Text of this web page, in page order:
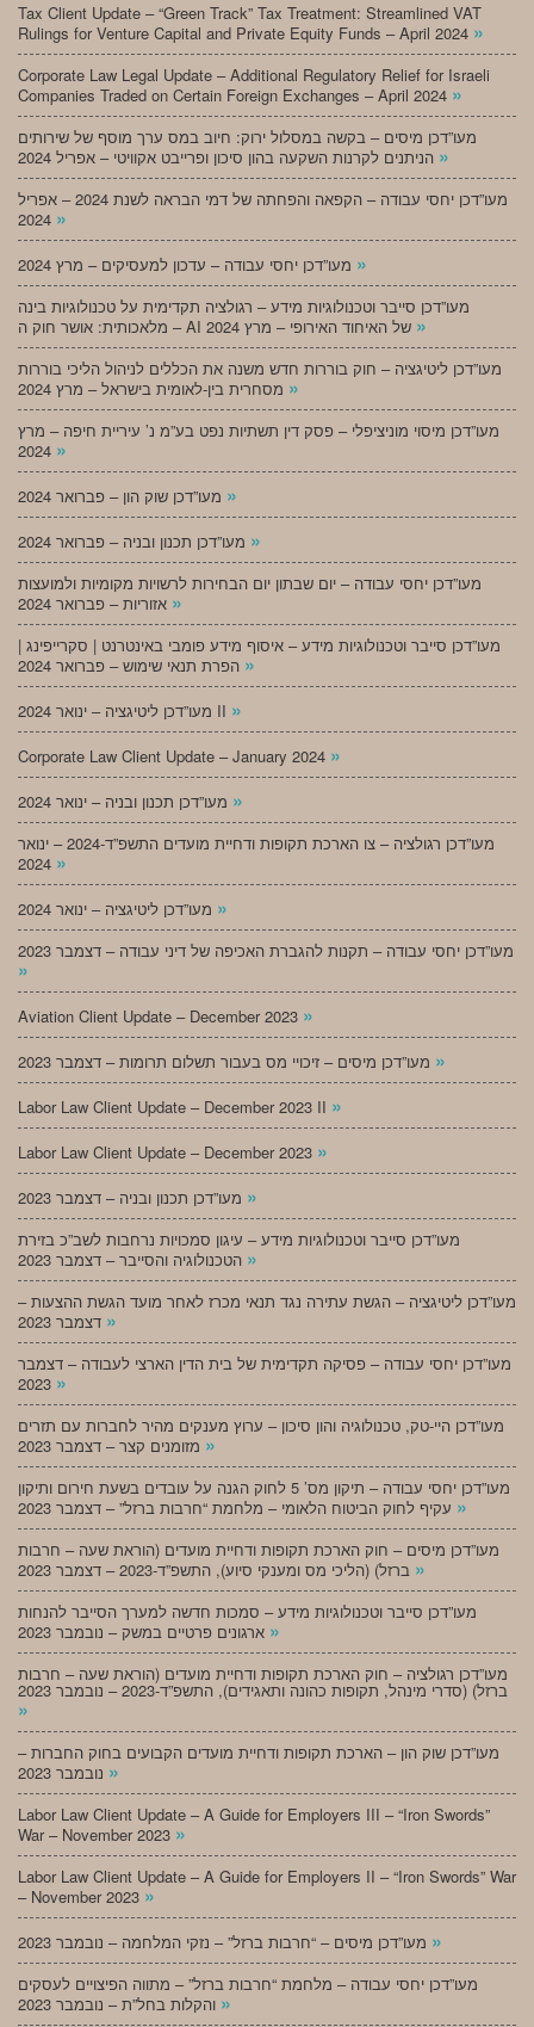
Tax Client Update – “Green Track” Tax Treatment: Streamlined VAT
Rulings for Venture Capital and Private Equity Funds – April 2024 »
Corporate Law Legal Update – Additional Regulatory Relief for Israeli
Companies Traded on Certain Foreign Exchanges – April 2024 »
מעו”דכן מיסים – בקשה במסלול ירוק: חיוב במס ערך מוסף של שירותים
»
מעו”דכן יחסי עבודה – הקפאה והפחתה של דמי הבראה לשנת 2024 – אפריל
»
»
מעו”דכן סייבר וטכנולוגיות מידע – רגולציה תקדימית על טכנולוגיות בינה
»
מעו”דכן ליטיגציה – חוק בוררות חדש משנה את הכללים לניהול הליכי בוררות
»
מעו”דכן מיסוי מוניציפלי – פסק דין תשתיות נפט בע”מ נ’ עיריית חיפה – מרץ
»
»
»
מעו”דכן יחסי עבודה – יום שבתון יום הבחירות לרשויות מקומיות ולמועצות
»
מעו”דכן סייבר וטכנולוגיות מידע – איסוף מידע פומבי באינטרנט | סקרייפינג |
»
מעו”דכן ליטיגציה – ינואר 2024 II »
Corporate Law Client Update – January 2024 »
»
מעו”דכן רגולציה – צו הארכת תקופות ודחיית מועדים התשפ”ד-2024 – ינואר
»
»
מעו”דכן יחסי עבודה – תקנות להגברת האכיפה של דיני עבודה – דצמבר 2023
»
Aviation Client Update – December 2023 »
»
Labor Law Client Update – December 2023 II »
Labor Law Client Update – December 2023 »
»
מעו”דכן סייבר וטכנולוגיות מידע – עיגון סמכויות נרחבות לשב”כ בזירת
»
מעו”דכן ליטיגציה – הגשת עתירה נגד תנאי מכרז לאחר מועד הגשת ההצעות –
»
מעו”דכן יחסי עבודה – פסיקה תקדימית של בית הדין הארצי לעבודה – דצמבר
»
מעו”דכן היי-טק, טכנולוגיה והון סיכון – ערוץ מענקים מהיר לחברות עם תזרים
»
מעו”דכן יחסי עבודה – תיקון מס’ 5 לחוק הגנה על עובדים בשעת חירום ותיקון
»
מעו”דכן מיסים – חוק הארכת תקופות ודחיית מועדים (הוראת שעה – חרבות
»
מעו”דכן סייבר וטכנולוגיות מידע – סמכות חדשה למערך הסייבר להנחות
»
מעו”דכן רגולציה – חוק הארכת תקופות ודחיית מועדים (הוראת שעה – חרבות
ברזל) (סדרי מינהל, תקופות כהונה ותאגידים), התשפ”ד-2023 – נובמבר 2023
»
מעו”דכן שוק הון – הארכת תקופות ודחיית מועדים הקבועים בחוק החברות –
»
Labor Law Client Update – A Guide for Employers III – “Iron Swords”
War – November 2023 »
Labor Law Client Update – A Guide for Employers II – “Iron Swords” War
– November 2023 »
»
מעו”דכן יחסי עבודה – מלחמת “חרבות ברזל” – מתווה הפיצויים לעסקים
»